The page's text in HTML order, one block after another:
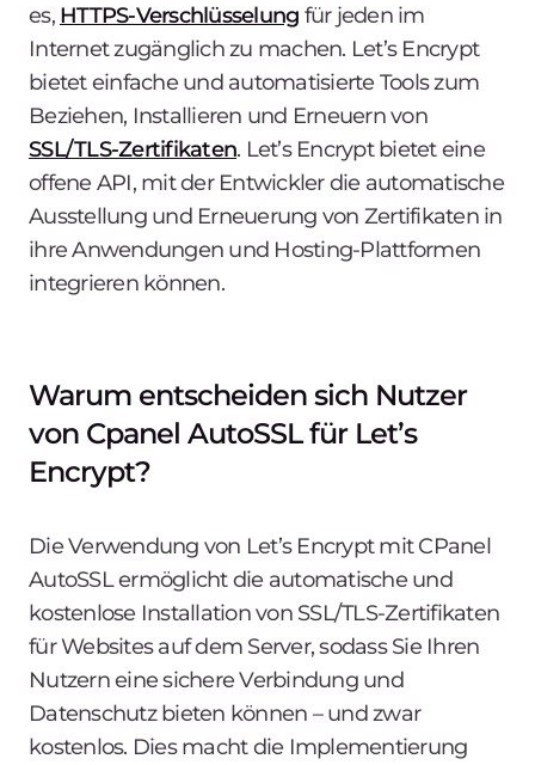
es, HTTPS-Verschlüsselung für jeden im
Internet zugänglich zu machen. Let’s Encrypt
bietet einfache und automatisierte Tools zum
Beziehen, Installieren und Erneuern von
SSL/TLS-Zertifikaten. Let’s Encrypt bietet eine
offene API, mit der Entwickler die automatische
Ausstellung und Erneuerung von Zertifikaten in
ihre Anwendungen und Hosting-Plattformen
integrieren können.
Warum entscheiden sich Nutzer
von Cpanel AutoSSL für Let’s
Encrypt?
Die Verwendung von Let’s Encrypt mit CPanel
AutoSSL ermöglicht die automatische und
kostenlose Installation von SSL/TLS-Zertifikaten
für Websites auf dem Server, sodass Sie Ihren
Nutzern eine sichere Verbindung und
Datenschutz bieten können – und zwar
kostenlos. Dies macht die Implementierung